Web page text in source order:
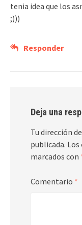
tenia idea que los
;)))
Responder
Deja una
Tu dirección
publicada.
marcados con
Comentario *